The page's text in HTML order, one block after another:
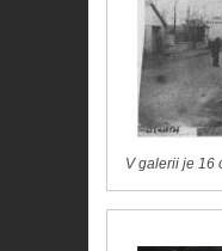
V galerii je 16